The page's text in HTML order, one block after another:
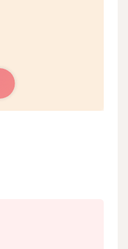
みてあげるのもい
いました。